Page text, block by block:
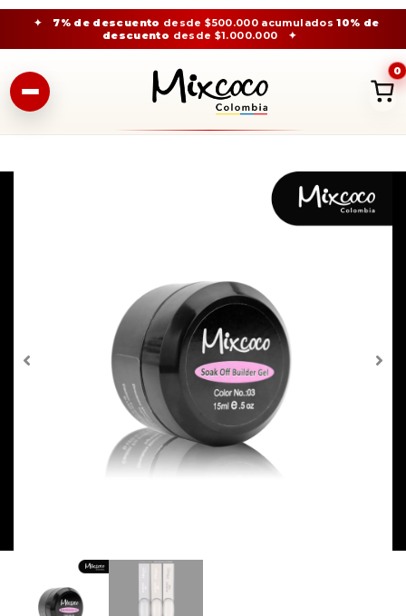
✦ 7% de descuento desde $500.000 acumulados10% de
descuento desde $1.000.000 ✦
0